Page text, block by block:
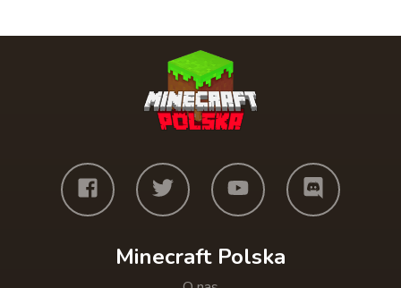
Minecraft Polska